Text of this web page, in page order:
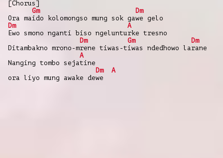
[Chorus]
Gm
Dm
Ora maido kolomongso mung sok gawe gelo
Dm
A
Ewo smono nganti biso ngelunturke tresno
Dm
Gm
Dm
Ditambakno mrono-mrene tiwas-tiwas ndedhowo larane
A
Nanging tombo sejatine
Dm
A
ora liyo mung awake dewe